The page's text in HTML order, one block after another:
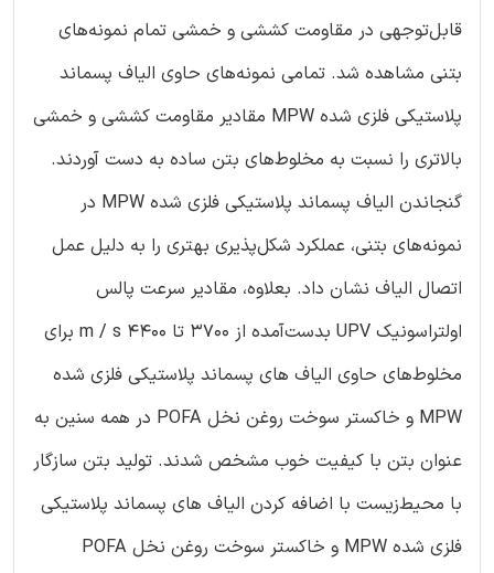
قابل‌توجهی در مقاومت کششی و خمشی تمام نمونه‌های
بتنی مشاهده شد. تمامی نمونه‌های حاوی الیاف پسماند
پلاستیکی فلزی شده MPW مقادیر مقاومت کششی و خمشی
بالاتری را نسبت به مخلوط‌های بتن ساده به دست آوردند.
گنجاندن الیاف پسماند پلاستیکی فلزی شده MPW در
نمونه‌های بتنی، عملکرد شکل‌پذیری بهتری را به دلیل عمل
اتصال الیاف نشان داد. بعلاوه، مقادیر سرعت پالس
اولتراسونیک UPV بدست‌آمده از ۳۷۰۰ تا ۴۴۰۰ m / s برای
مخلوط‌های حاوی الیاف های پسماند پلاستیکی فلزی شده
MPW و خاکستر سوخت روغن نخل POFA در همه سنین به
عنوان بتن با کیفیت خوب مشخص شدند. تولید بتن سازگار
با محیط‌زیست با اضافه کردن الیاف های پسماند پلاستیکی
فلزی شده MPW و خاکستر سوخت روغن نخل POFA